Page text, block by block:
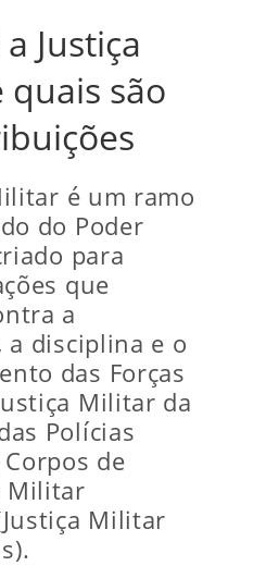
Justiça
são
é um ramo
do Poder
para
que
a
a disciplina e o
das Forças
Militar da
Polícias
de
Militar
Militar